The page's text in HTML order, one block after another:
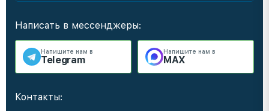
Написать в мессенджеры:
Напишите нам в
Telegram
Напишите нам в
MAX
Контакты: